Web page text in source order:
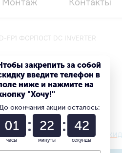
FP1 ФОРПОСТ DC INVERTER
INVERTER
Ваша персональная
закрепить за собой
введите телефон в
ниже и нажмите на
"Хочу!"
окончания акции осталось:
01
часы
22
минуты
41
секунды